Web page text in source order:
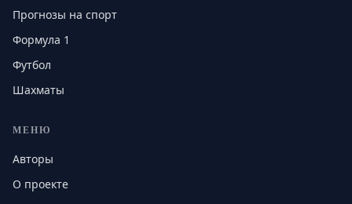
Прогнозы на спорт
Формула 1
Футбол
Шахматы
МЕНЮ
Авторы
О проекте